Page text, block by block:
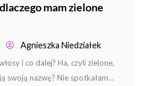
mam zielone
Agnieszka Niedziałek
i co dalej? Ha, czyli zielone,
swoją nazwę? Nie spotkałam...